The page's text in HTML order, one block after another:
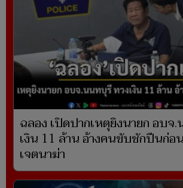
ฉลอง เปิดปากเหตุยิงนายก อบจ
เงิน 11 ล้าน อ้างคนขับชักปืนก่อ
เจตนาฆ่า